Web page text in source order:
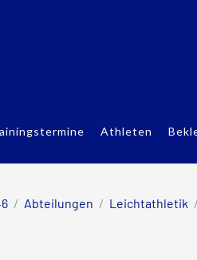
Athleten
/ Abteilungen / Leichtathletik